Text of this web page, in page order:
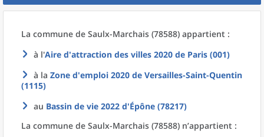
La commune de Saulx-Marchais (78588) appartient :
à l'Aire d'attraction des villes 2020 de Paris (001)
à la Zone d'emploi 2020 de Versailles-Saint-Quentin
(1115)
au Bassin de vie 2022 d'Épône (78217)
La commune de Saulx-Marchais (78588) n’appartient :